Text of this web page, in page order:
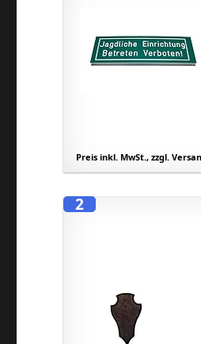
Preis inkl. MwSt., zzgl.
2